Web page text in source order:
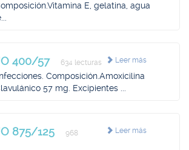
E, gelatina, agua
Leer más
400/57 634 lecturas
Composición.Amoxicilina
57 mg. Excipientes ...
Leer más
875/125
968